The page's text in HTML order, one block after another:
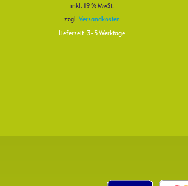
inkl. 19 % MwSt.
zzgl. Versandkosten
Lieferzeit:3-5 Werktage